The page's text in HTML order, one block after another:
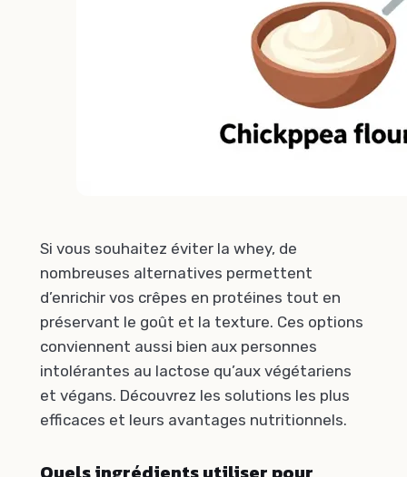
Si vous souhaitez éviter la whey, de
nombreuses alternatives permettent
d’enrichir vos crêpes en protéines tout en
préservant le goût et la texture. Ces options
conviennent aussi bien aux personnes
intolérantes au lactose qu’aux végétariens
et végans. Découvrez les solutions les plus
efficaces et leurs avantages nutritionnels.